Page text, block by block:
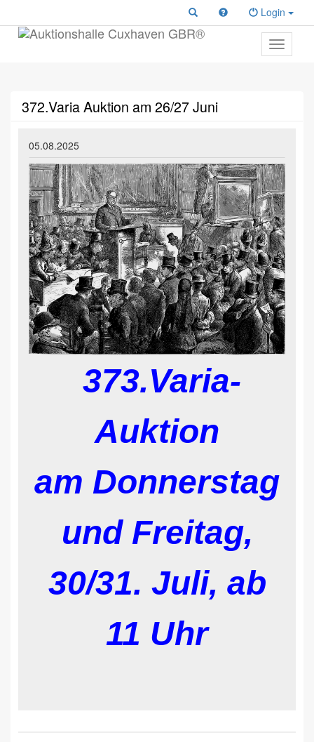
Login
Toggle
primary
372.Varia Auktion am 26/27 Juni
05.08.2025
373.Varia-
Auktion
am Donnerstag
und Freitag,
30/31. Juli, ab
11 Uhr